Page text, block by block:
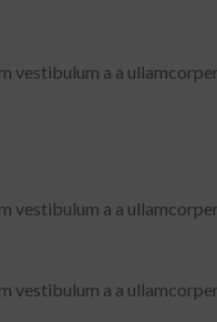
vestibulum a a
vestibulum a a
vestibulum a a